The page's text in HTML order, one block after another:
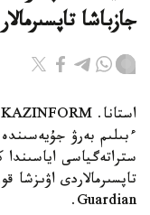
جازباشا
ءبىلىم بەرۋ
ستراتەگياسى
Guardian.